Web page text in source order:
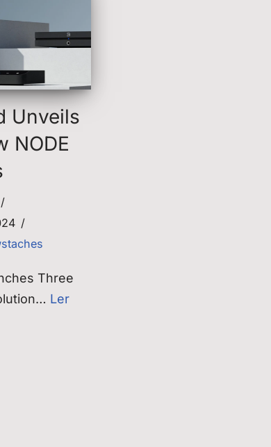
Unveils
NODE
Three
Ler